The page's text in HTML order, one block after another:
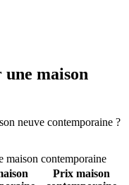
maison
neuve contemporaine ?
maison contemporaine
Prix maison